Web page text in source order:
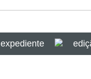
expediente